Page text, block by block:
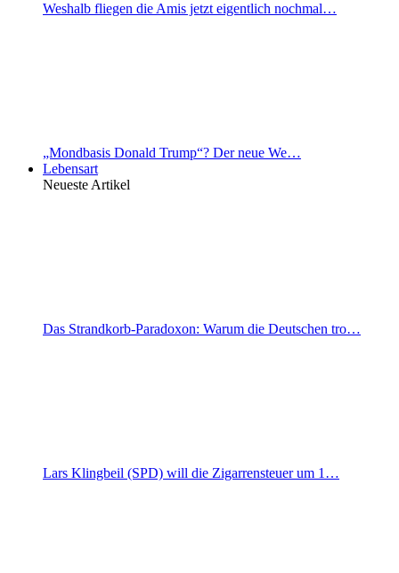
Weshalb fliegen die Amis jetzt eigentlich nochmal…
„Mondbasis Donald Trump“? Der neue We…
Lebensart
Neueste Artikel
Das Strandkorb-Paradoxon: Warum die Deutschen tro…
Lars Klingbeil (SPD) will die Zigarrensteuer um 1…